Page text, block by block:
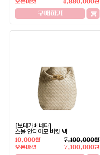
오픈마켓 4,880,000원
구매하기
[보테가베네타]
스몰 안디아모 버킷 백
10,000원
7,100,000원
오픈마켓
7,100,000원